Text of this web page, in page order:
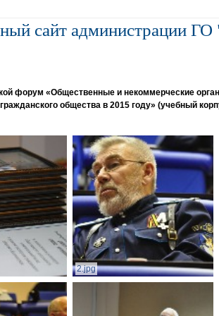
сайт администрации ГО
форум «Общественные и некоммерческие
гражданского общества в 2015 году» (учебный
2.jpg